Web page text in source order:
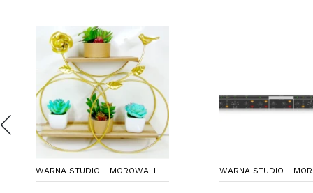
WARNA STUDIO - MOROWALI WARNA STUDIO -